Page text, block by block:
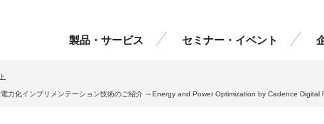
製品・サービス セミナー・イベント
力化インプリメンテーション技術のご紹介 ～Energy and Power Optimization by Cadence